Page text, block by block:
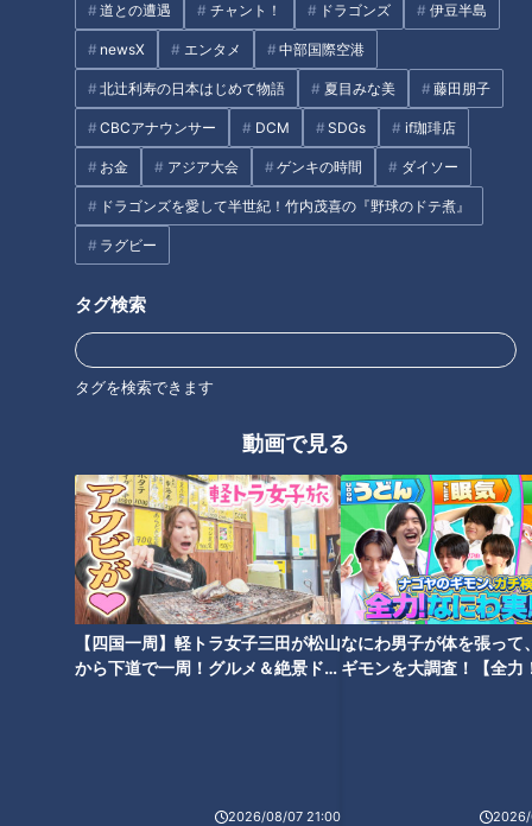
道との遭遇 チャント！ ドラゴンズ 伊豆半島
newsX エンタメ 中部国際空港
北辻利寿の日本はじめて物語 夏目みな美 藤田朋子
CBCアナウンサー DCM SDGs if珈琲店
お金 アジア大会 ゲンキの時間 ダイソー
ドラゴンズを愛して半世紀！竹内茂喜の『野球のドテ煮』
ラグビー
タグ検索
タグを検索できます
動画で見る
【四国一周】軽トラ女子三田が松山
から下道で一周！グルメ＆絶景ドラ
2026/08/07 21:00
なにわ男子が体を張って
ギモンを大調査！【全力
2026/
激安！工場直売所セールSP【太
田×石井のデララバ】
ライブ配信
オススメ関連コンテンツ
ランキング
友廣アナの自転車旅｜愛知・蒲郡市へ！三河湾ぐる